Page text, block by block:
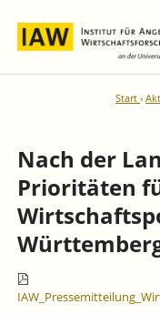
Start
Nach der
Prioritäten